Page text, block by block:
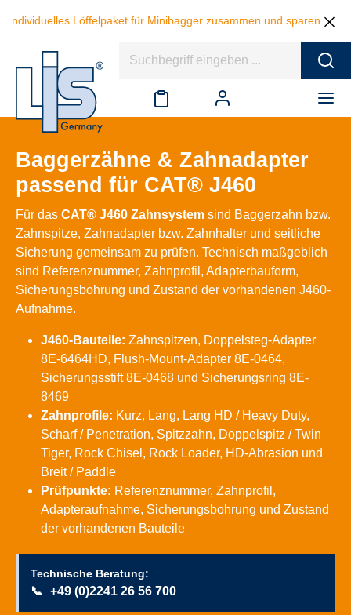
Löffelpaket für Minibagger zusammen und sparen beim Kauf
Baggerzähne & Zahnadapter
passend für CAT® J460
Für das CAT® J460 Zahnsystem sind Baggerzahn bzw.
Zahnspitze, Zahnadapter bzw. Zahnhalter und seitliche
Sicherung gemeinsam zu prüfen. Technisch maßgeblich
sind Referenznummer, Zahnprofil, Adapterbauform,
Sicherungsbohrung und Zustand der vorhandenen J460-
Aufnahme.
J460-Bauteile: Zahnspitzen, Doppelsteg-Adapter
8E-6464HD, Flush-Mount-Adapter 8E-0464,
Sicherungsstift 8E-0468 und Sicherungsring 8E-
8469
Zahnprofile: Kurz, Lang, Lang HD / Heavy Duty,
Scharf / Penetration, Spitzzahn, Doppelspitz / Twin
Tiger, Rock Chisel, Rock Loader, HD-Abrasion und
Breit / Paddle
Prüfpunkte: Referenznummer, Zahnprofil,
Adapteraufnahme, Sicherungsbohrung und Zustand
der vorhandenen Bauteile
Technische Beratung:
📞 +49 (0)2241 26 56 700